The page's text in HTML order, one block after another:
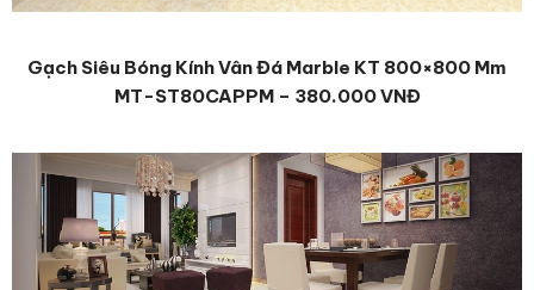
Gạch Siêu Bóng Kính Vân Đá Marble KT 800×800 Mm
MT-ST80CAPPM – 380.000 VNĐ